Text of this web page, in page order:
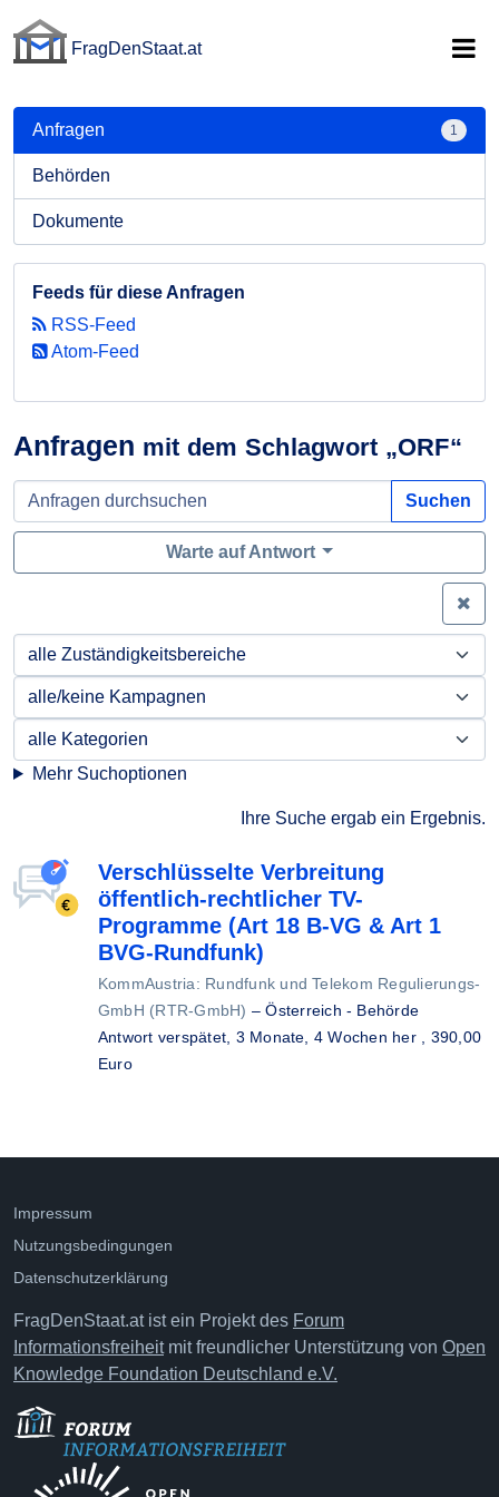
FragDenStaat.at
Anfragen mit dem Schlagwort „ORF“
Suchen
Warte auf Antwort
Mehr Suchoptionen
Ihre Suche ergab ein Ergebnis.
Verschlüsselte Verbreitung
öffentlich-rechtlicher TV-
Programme (Art 18 B-VG & Art 1
BVG-Rundfunk)
KommAustria: Rundfunk und Telekom Regulierungs-
GmbH (RTR-GmbH) –Österreich - Behörde
Antwort verspätet, 3 Monate, 4 Wochen her, 390,00
Euro
Anfragen 1
Behörden
Dokumente
Feeds für diese Anfragen
RSS-Feed
Atom-Feed
Impressum
Nutzungsbedingungen
Datenschutzerklärung
FragDenStaat.at ist ein Projekt des Forum
Informationsfreiheitmit freundlicher Unterstützung von Open
Knowledge Foundation Deutschland e.V.